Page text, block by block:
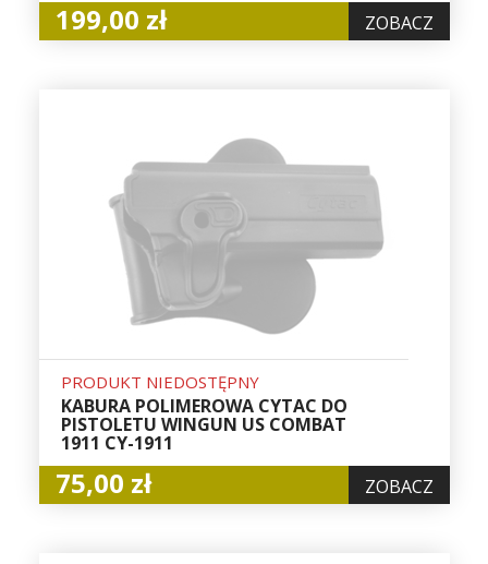
199,00 zł ZOBACZ
PRODUKT NIEDOSTĘPNY
KABURA POLIMEROWA CYTAC DO
PISTOLETU WINGUN US COMBAT
1911 CY-1911
75,00 zł ZOBACZ